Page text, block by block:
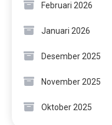
Februari 2026
Januari 2026
Desember 2025
November 2025
Oktober 2025